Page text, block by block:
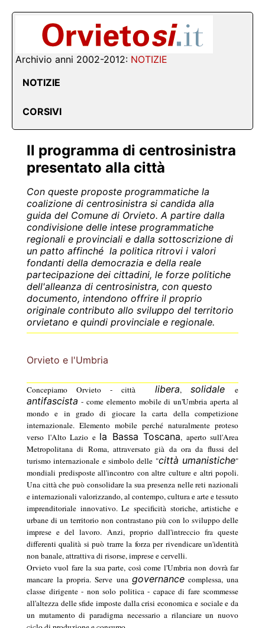
Archivio anni 2002-2012: NOTIZIE
NOTIZIE
CORSIVI
Il programma di centrosinistra
presentato alla città
Con queste proposte programmatiche la
coalizione di centrosinistra si candida alla
guida del Comune di Orvieto. A partire dalla
condivisione delle intese programmatiche
regionali e provinciali e dalla sottoscrizione di
un patto affinché la politica ritrovi i valori
fondanti della democrazia e della reale
partecipazione dei cittadini, le forze politiche
dell'alleanza di centrosinistra, con questo
documento, intendono offrire il proprio
originale contributo allo sviluppo del territorio
orvietano e quindi provinciale e regionale.
Orvieto e l'Umbria
Concepiamo Orvieto - città libera,solidalee
antifascista - come elemento mobile di un'Umbria aperta al
mondo e in grado di giocare la carta della competizione
internazionale. Elemento mobile perché naturalmente proteso
verso l'Alto Lazio e la Bassa Toscana, aperto sull'Area
Metropolitana di Roma, attraversato già da ora da flussi del
turismo internazionale e simbolo delle "città umanistiche"
mondiali predisposte all'incontro con altre culture e altri popoli.
Una città che può consolidare la sua presenza nelle reti nazionali
e internazionali valorizzando, al contempo, cultura e arte e tessuto
imprenditoriale innovativo. Le specificità storiche, artistiche e
urbane di un territorio non contrastano più con lo sviluppo delle
imprese e del lavoro. Anzi, proprio dall'intreccio fra queste
differenti qualità si può trarre la forza per rivendicare un'identità
non banale, attrattiva di risorse, imprese e cervelli.
Orvieto vuol fare la sua parte, così come l'Umbria non dovrà far
mancare la propria. Serve una governancecomplessa, una
classe dirigente - non solo politica - capace di fare scommesse
all'altezza delle sfide imposte dalla crisi economica e sociale e da
un mutamento di paradigma necessario a rilanciare un nuovo